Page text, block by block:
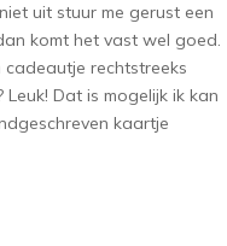
uit stuur me gerust een
komt het vast wel goed.
cadeautje rechtstreeks
Leuk! Dat is mogelijk ik kan
kaartje